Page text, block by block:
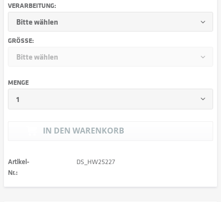
VERARBEITUNG:
GRÖSSE:
MENGE
IN DEN WARENKORB
Artikel-
Nr.:
DS_HW25227